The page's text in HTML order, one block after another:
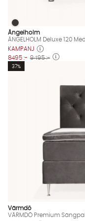
ÄNGELHOLM Deluxe
ÄNGELHOLM Deluxe 120 Medium
Ängelholm
ÄNGELHOLM Deluxe 120
KAMPANJ
8495 :- 9495 :-
37%
Värmdö
VÄRMDÖ Premium